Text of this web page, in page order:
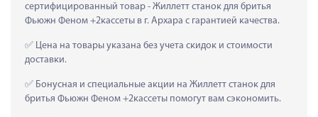
сертифицированный товар - Жиллетт станок для бритья
Фьюжн Феном +2кассеты в г. Архара с гарантией качества.
Цена на товары указана без учета скидок и стоимости
доставки.
Бонусная и специальные акции на Жиллетт станок для
бритья Фьюжн Феном +2кассеты помогут вам сэкономить.